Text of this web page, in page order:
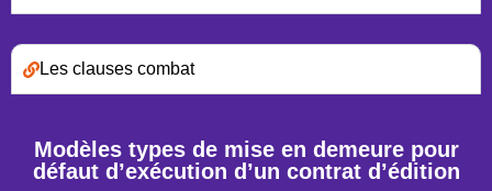
Les clauses combat
Modèles types de mise en demeure pour
défaut d’exécution d’un contrat d’édition